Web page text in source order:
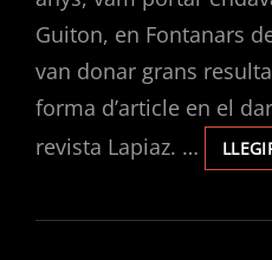
Guiton, en Fontanars
van donar grans
forma d’article en el
revista Lapiaz. …